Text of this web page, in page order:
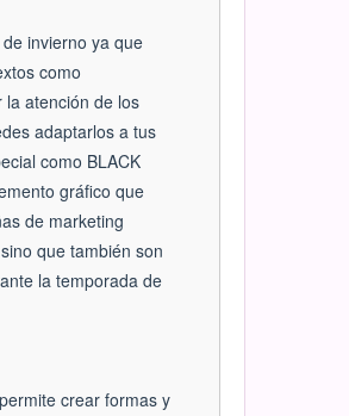
invierno ya que
como
la atención de los
adaptarlos a tus
como BLACK
gráfico que
de marketing
que también son
la temporada de
crear formas y